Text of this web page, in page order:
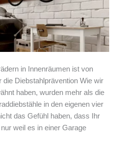
in Innenräumen ist von
die Diebstahlprävention Wie wir
haben, wurden mehr als die
in den eigenen vier
das Gefühl haben, dass Ihr
weil es in einer Garage